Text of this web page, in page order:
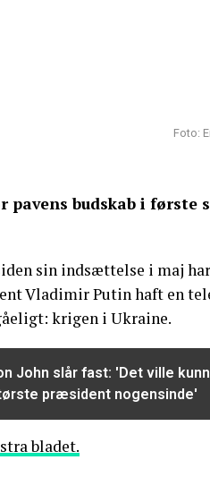
Foto:
pavens budskab i første
sin indsættelse i maj har
Vladimir Putin haft en
krigen i Ukraine.
John slår fast: 'Det ville
præsident nogensinde'
bladet.